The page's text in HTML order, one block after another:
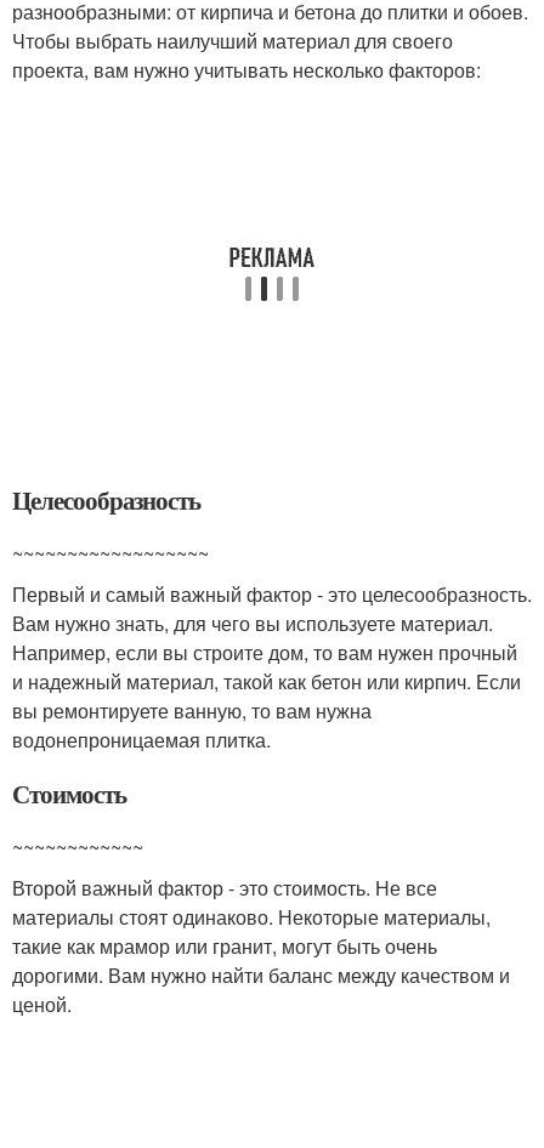
разнообразными: от кирпича и бетона до плитки и обоев.
Чтобы выбрать наилучший материал для своего
проекта, вам нужно учитывать несколько факторов:
Целесообразность
~~~~~~~~~~~~~~~~~~
Первый и самый важный фактор - это целесообразность.
Вам нужно знать, для чего вы используете материал.
Например, если вы строите дом, то вам нужен прочный
и надежный материал, такой как бетон или кирпич. Если
вы ремонтируете ванную, то вам нужна
водонепроницаемая плитка.
Стоимость
~~~~~~~~~~~~
Второй важный фактор - это стоимость. Не все
материалы стоят одинаково. Некоторые материалы,
такие как мрамор или гранит, могут быть очень
дорогими. Вам нужно найти баланс между качеством и
ценой.